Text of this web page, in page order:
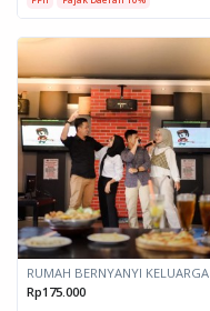
RUMAH BERNYANYI KELUARGA
Rp175.000